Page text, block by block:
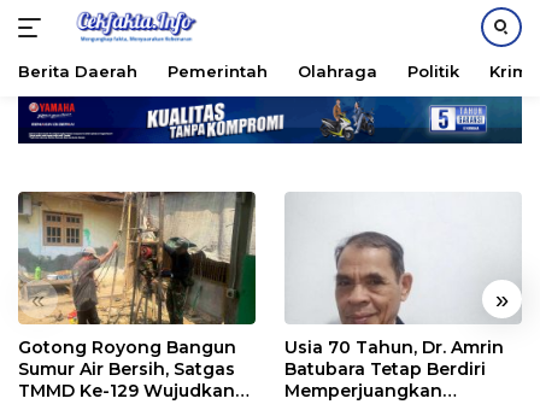
Langsung
Berita Daerah Pemerintah Olahraga Politik
« »
Gotong Royong Bangun
Sumur Air Bersih, Satgas
TMMD Ke-129 Wujudkan
Usia 70 Tahun, Dr. Amrin
Batubara Tetap Berdiri
Memperjuangkan